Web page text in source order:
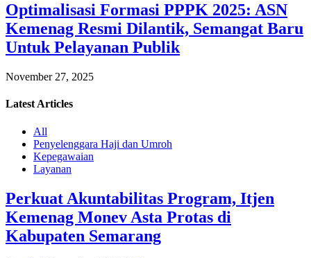
Optimalisasi Formasi PPPK 2025: ASN
Kemenag Resmi Dilantik, Semangat Baru
Untuk Pelayanan Publik
November 27, 2025
Latest Articles
All
Penyelenggara Haji dan Umroh
Kepegawaian
Layanan
Perkuat Akuntabilitas Program, Itjen
Kemenag Monev Asta Protas di
Kabupaten Semarang